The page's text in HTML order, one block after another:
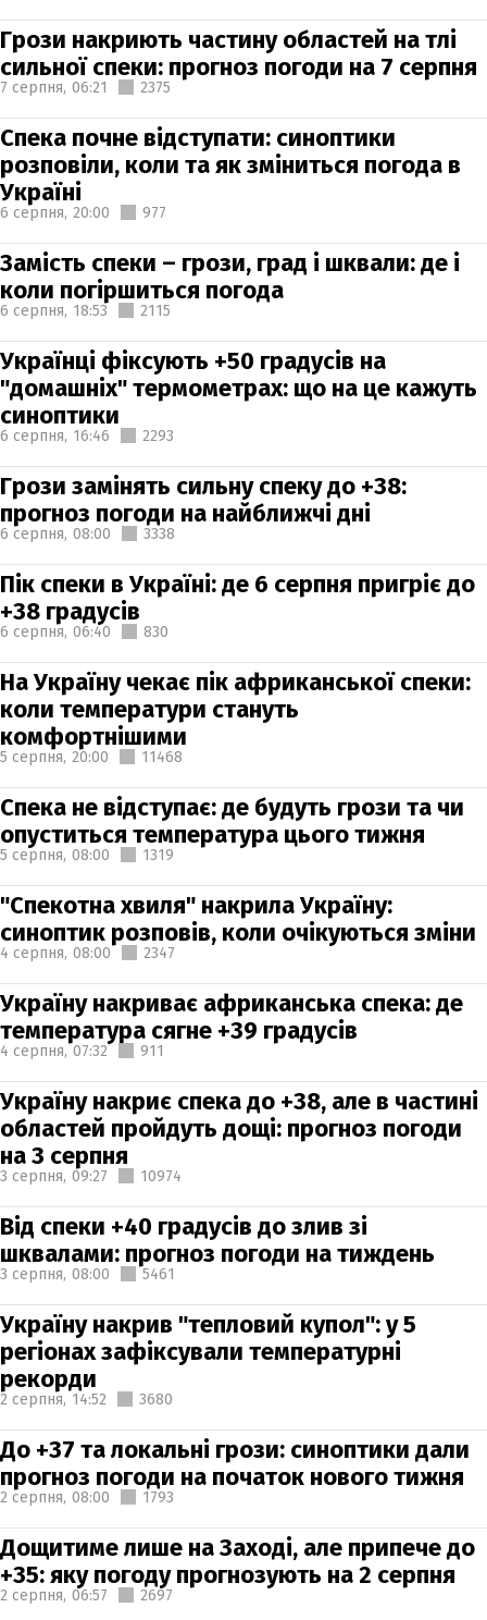
Грози накриють частину областей на тлі
сильної спеки: прогноз погоди на 7 серпня
7 серпня, 06:21 2375
Спека почне відступати: синоптики
розповіли, коли та як зміниться погода в
Україні
6 серпня, 20:00 977
Замість спеки – грози, град і шквали: де і
коли погіршиться погода
6 серпня, 18:53 2115
Українці фіксують +50 градусів на
"домашніх" термометрах: що на це кажуть
синоптики
6 серпня, 16:46 2293
Грози замінять сильну спеку до +38:
прогноз погоди на найближчі дні
6 серпня, 08:00 3338
Пік спеки в Україні: де 6 серпня пригріє до
+38 градусів
6 серпня, 06:40 830
На Україну чекає пік африканської спеки:
коли температури стануть
комфортнішими
5 серпня, 20:00 11468
Спека не відступає: де будуть грози та чи
опуститься температура цього тижня
5 серпня, 08:00 1319
"Спекотна хвиля" накрила Україну:
синоптик розповів, коли очікуються зміни
4 серпня, 08:00 2347
Україну накриває африканська спека: де
температура сягне +39 градусів
4 серпня, 07:32 911
Україну накриє спека до +38, але в частині
областей пройдуть дощі: прогноз погоди
на 3 серпня
3 серпня, 09:27 10974
Від спеки +40 градусів до злив зі
шквалами: прогноз погоди на тиждень
3 серпня, 08:00 5461
Україну накрив "тепловий купол": у 5
регіонах зафіксували температурні
рекорди
2 серпня, 14:52 3680
До +37 та локальні грози: синоптики дали
прогноз погоди на початок нового тижня
2 серпня, 08:00 1793
Дощитиме лише на Заході, але припече до
+35: яку погоду прогнозують на 2 серпня
2 серпня, 06:57 2697